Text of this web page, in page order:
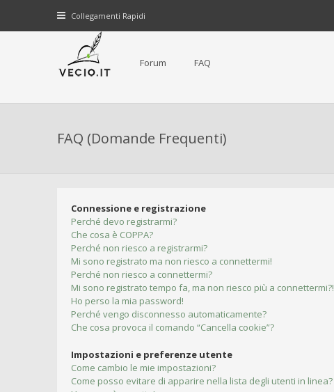
Collegamenti Rapidi
Forum FAQ
FAQ (Domande Frequenti)
Connessione e registrazione
Perché devo registrarmi?
Che cosa è COPPA?
Perché non riesco a registrarmi?
Mi sono registrato ma non riesco a connettermi!
Perché non riesco a connettermi?
Mi sono registrato tempo fa, ma non riesco più a connettermi?!
Ho perso la mia password!
Perché vengo disconnesso automaticamente?
Che cosa provoca il comando “Cancella cookie”?
Impostazioni e preferenze utente
Come cambio le mie impostazioni?
Come posso evitare di apparire nella lista degli utenti in linea?